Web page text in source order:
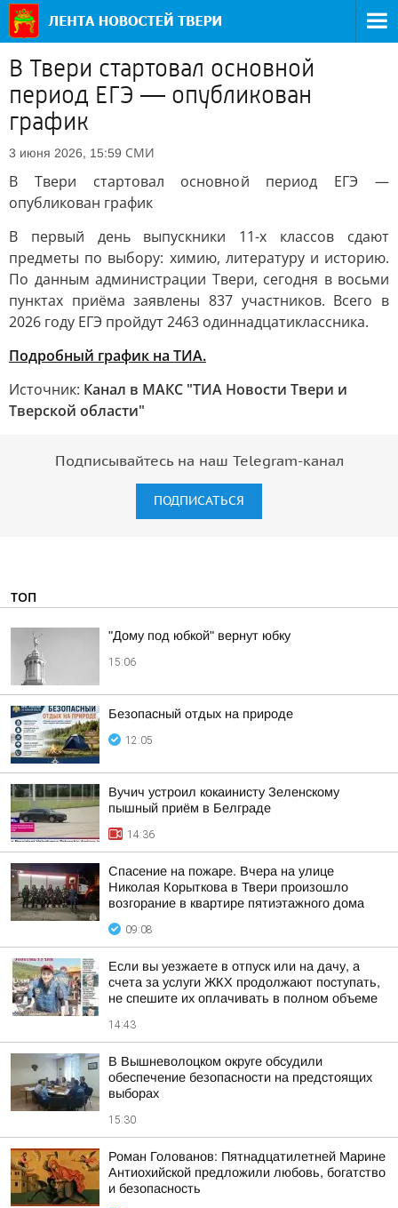
В Твери стартовал основной
период ЕГЭ — опубликован
график
3 июня 2026, 15:59 СМИ
В Твери стартовал основной период ЕГЭ —
опубликован график
В первый день выпускники 11-х классов сдают
предметы по выбору: химию, литературу и историю.
По данным администрации Твери, сегодня в восьми
пунктах приёма заявлены 837 участников. Всего в
2026 году ЕГЭ пройдут 2463 одиннадцатиклассника.
Подробный график на ТИА.
Источник: Канал в МАКС "ТИА Новости Твери и
Тверской области"
Подписывайтесь на наш Telegram-канал
ПОДПИСАТЬСЯ
ТОП
"Дому под юбкой" вернут юбку
15:06
Безопасный отдых на природе
12:05
Вучич устроил кокаинисту Зеленскому
пышный приём в Белграде
14:36
Спасение на пожаре. Вчера на улице
Николая Корыткова в Твери произошло
возгорание в квартире пятиэтажного дома
09:08
Если вы уезжаете в отпуск или на дачу, а
счета за услуги ЖКХ продолжают поступать,
не спешите их оплачивать в полном объеме
14:43
В Вышневолоцком округе обсудили
обеспечение безопасности на предстоящих
выборах
15:30
Роман Голованов: Пятнадцатилетней Марине
Антиохийской предложили любовь, богатство
и безопасность